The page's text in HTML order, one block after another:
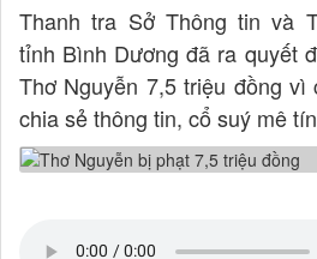
Thanh tra Sở Thông tin và
tỉnh Bình Dương đã ra quyết
Thơ Nguyễn 7,5 triệu đồng vì
chia sẻ thông tin, cổ suý mê